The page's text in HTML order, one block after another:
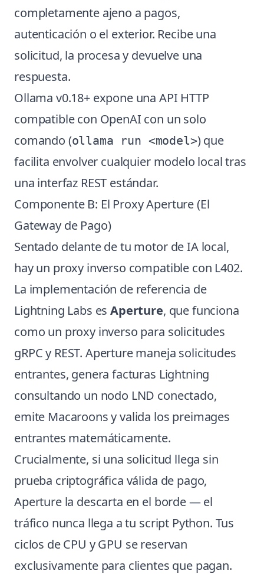
completamente ajeno a pagos,
autenticación o el exterior. Recibe una
solicitud, la procesa y devuelve una
respuesta.
Ollama v0.18+ expone una API HTTP
compatible con OpenAI con un solo
comando (ollama run <model>) que
facilita envolver cualquier modelo local tras
una interfaz REST estándar.
Componente B: El Proxy Aperture (El
Gateway de Pago)
Sentado delante de tu motor de IA local,
hay un proxy inverso compatible con L402.
La implementación de referencia de
Lightning Labs esAperture, que funciona
como un proxy inverso para solicitudes
gRPC y REST. Aperture maneja solicitudes
entrantes, genera facturas Lightning
consultando un nodo LND conectado,
emite Macaroons y valida los preimages
entrantes matemáticamente.
Crucialmente, si una solicitud llega sin
prueba criptográfica válida de pago,
Aperture la descarta en el borde — el
tráfico nunca llega a tu script Python. Tus
ciclos de CPU y GPU se reservan
exclusivamente para clientes que pagan.